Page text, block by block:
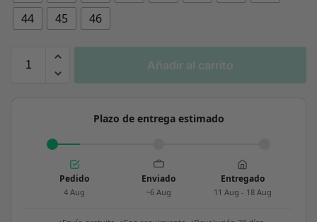
44
45 46
Añadir al carrito
Plazo de entrega estimado
Pedido
4 Aug
Enviado
~6 Aug
Entregado
11 Aug - 18 Aug